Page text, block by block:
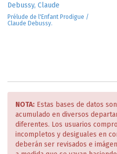
Debussy, Claude
Prélude de l'Enfant Prodigue /
Claude Debussy.
NOTA: Estas bases de datos
acumulado en diversos
diferentes. Los usuarios
incompletos y desiguales en
deberán ser revisados e